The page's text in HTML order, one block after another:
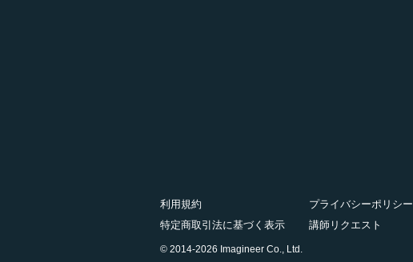
利用規約 プライバシーポリシー
特定商取引法に基づく表示
講師リクエスト
© 2014-2026 Imagineer Co., Ltd.